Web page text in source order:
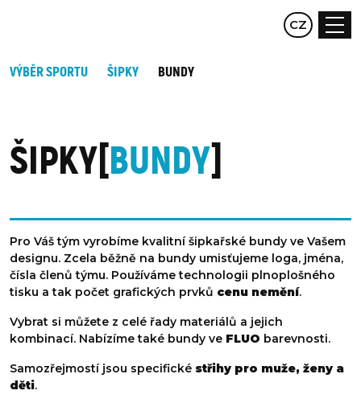
EN DE
CZ
VÝBĚR SPORTU ŠIPKY BUNDY
ŠIPKY BUNDY
Pro Váš tým vyrobíme kvalitní šipkařské bundy ve Vašem
designu. Zcela běžně na bundy umisťujeme loga, jména,
čísla členů týmu. Používáme technologii plnoplošného
tisku a tak počet grafických prvků cenu nemění.
Vybrat si můžete z celé řady materiálů a jejich
kombinací. Nabízíme také bundy ve FLUO barevnosti.
Samozřejmostí jsou specifické střihy pro muže, ženy a
děti.